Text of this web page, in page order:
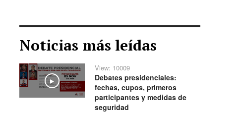
Noticias más leídas
Play
View: 10009
Debates presidenciales:
fechas, cupos, primeros
participantes y medidas de
seguridad